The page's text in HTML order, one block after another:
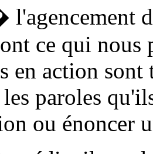
ce qui nous
en action
les paroles
ou énoncer